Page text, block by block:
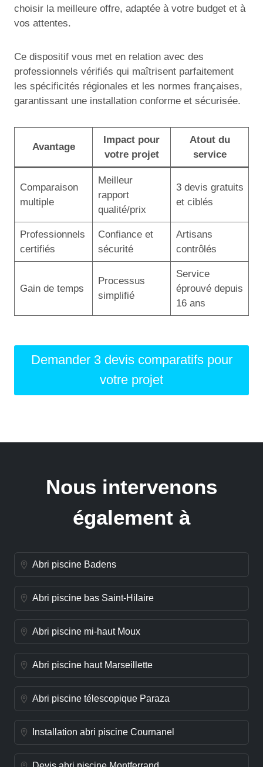
choisir la meilleure offre, adaptée à votre budget et à
vos attentes.
Ce dispositif vous met en relation avec des
professionnels vérifiés qui maîtrisent parfaitement
les spécificités régionales et les normes françaises,
garantissant une installation conforme et sécurisée.
Avantage
Impact pour
votre projet
Atout du
service
Comparaison
multiple
Meilleur
rapport
qualité/prix
3 devis gratuits
et ciblés
Professionnels
certifiés
Confiance et
sécurité
Artisans
contrôlés
Gain de temps
Processus
simplifié
Service
éprouvé depuis
16 ans
Demander 3 devis comparatifs pour
votre projet
Nous intervenons
également à
Abri piscine Badens
Abri piscine bas Saint-Hilaire
Abri piscine mi-haut Moux
Abri piscine haut Marseillette
Abri piscine télescopique Paraza
Installation abri piscine Cournanel